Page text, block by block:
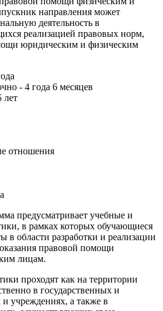
направления может
деятельность в
реализацией правовых норм,
юридическим и физическим
- 4 года 6 месяцев
лет
отношения
предусматривает учебные и
в рамках которых обучающиеся
в области разработки и реализации
правовой помощи
лицам.
проходят как на территории
в государственных и
учреждениях, а также в